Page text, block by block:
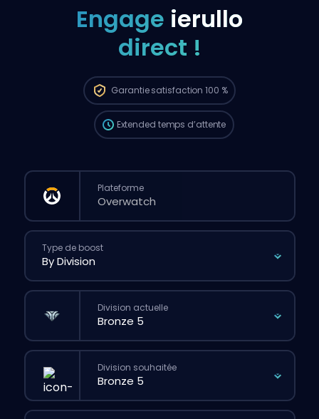
Engage ierullo
direct !
Garantiesatisfaction 100 %
La commande sera automatiquement
attribuée à ce booster, donc le temps
passais une commande classique via le
site.
Extended temps d’attente
Plateforme
Type de boost
Division actuelle
Division souhaitée